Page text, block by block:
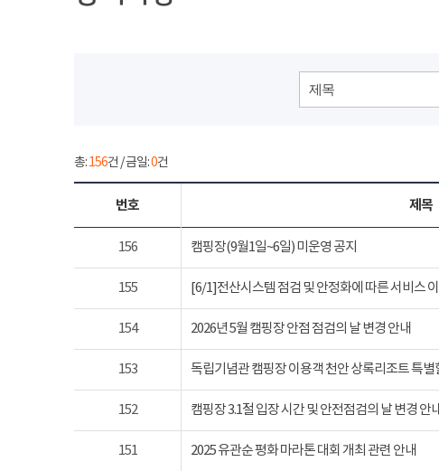
제목
총:156건 / 금일:0건
번호 제목
156 캠핑장(9월1일~6일) 미운영 공지
155 [6/1]전산시스템 점검 및 안정화에 따른 서비스
154 2026년 5월 캠핑장 안점 점검의 날 변경 안내
153 독립기념관 캠핑장 이용객 천안 상록리조트 특별
152 캠핑장 3.1절 입장 시간 및 안전점검의 날 변경 안
151 2025 유관순 평화 마라톤 대회 개최 관련 안내